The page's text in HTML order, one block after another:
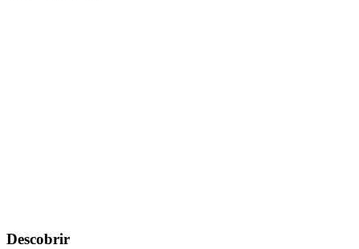
Descobrir